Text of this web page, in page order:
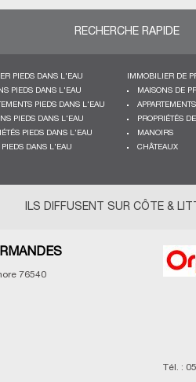
RECHERCHE RAPIDE
PIEDS DANS L'EAU
PIEDS DANS L'EAU
PIEDS DANS L'EAU
PIEDS DANS L'EAU
PIEDS DANS L'EAU
PIEDS DANS L'EAU
IMMOBILIER DE
MAISONS DE
PROPRIÉTÉS
MANOIRS
CHÂTEAUX
ILS DIFFUSENT SUR CÔTE &
76540
Tél. :